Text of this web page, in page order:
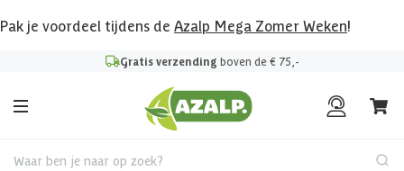
Pak je voordeel tijdens de Azalp Mega Zomer Weken!
Gratis verzending boven de € 75,-
Waar ben je naar op zoek?